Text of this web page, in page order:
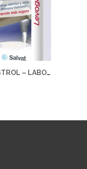
STAND PARAGUAS LEVOGASTROL – LABORATORIOS SALVAT